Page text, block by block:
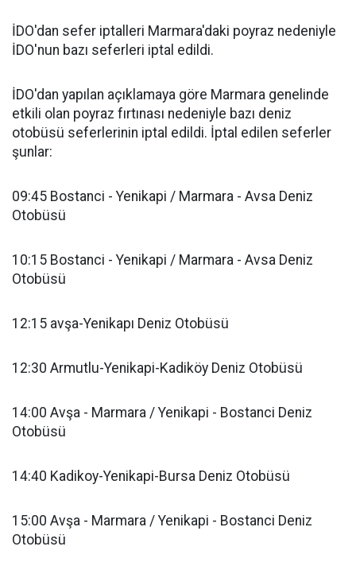
İDO'dan sefer iptalleri Marmara'daki poyraz nedeniyle
İDO'nun bazı seferleri iptal edildi.
İDO'dan yapılan açıklamaya göre Marmara genelinde
etkili olan poyraz fırtınası nedeniyle bazı deniz
otobüsü seferlerinin iptal edildi. İptal edilen seferler
şunlar:
09:45 Bostanci - Yenikapi / Marmara - Avsa Deniz
Otobüsü
10:15 Bostanci - Yenikapi / Marmara - Avsa Deniz
Otobüsü
12:15 avşa-Yenikapı Deniz Otobüsü
12:30 Armutlu-Yenikapi-Kadiköy Deniz Otobüsü
14:00 Avşa - Marmara / Yenikapi - Bostanci Deniz
Otobüsü
14:40 Kadikoy-Yenikapi-Bursa Deniz Otobüsü
15:00 Avşa - Marmara / Yenikapi - Bostanci Deniz
Otobüsü